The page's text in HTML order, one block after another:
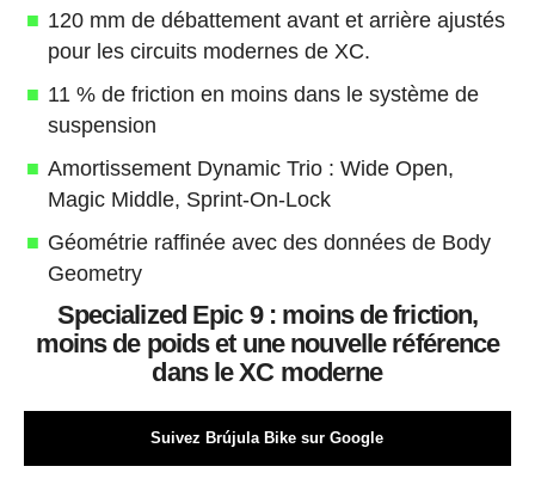
120 mm de débattement avant et arrière ajustés
pour les circuits modernes de XC.
11 % de friction en moins dans le système de
suspension
Amortissement Dynamic Trio : Wide Open,
Magic Middle, Sprint-On-Lock
Géométrie raffinée avec des données de Body
Geometry
Specialized Epic 9 : moins de friction,
moins de poids et une nouvelle référence
dans le XC moderne
Suivez Brújula Bike sur Google